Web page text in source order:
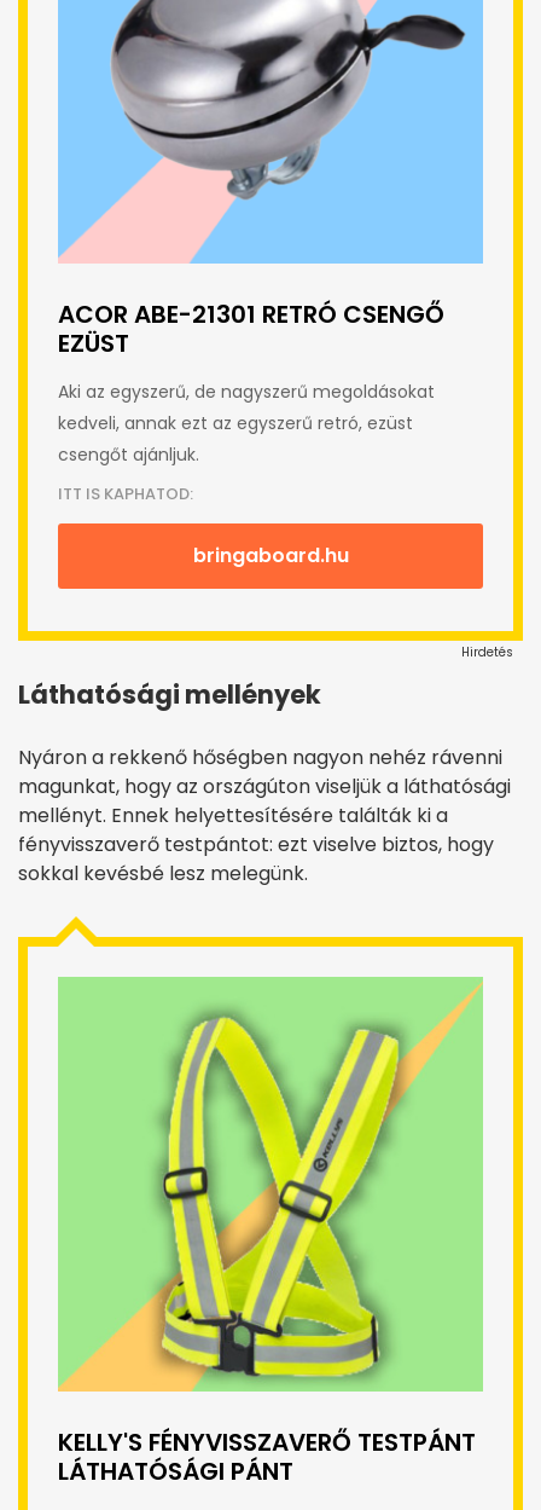
ACOR ABE-21301 RETRÓ CSENGŐ
EZÜST
Aki az egyszerű, de nagyszerű megoldásokat
kedveli, annak ezt az egyszerű retró, ezüst
csengőt ajánljuk.
ITT IS KAPHATOD:
bringaboard.hu
Hirdetés
Láthatósági mellények
Nyáron a rekkenő hőségben nagyon nehéz rávenni
magunkat, hogy az országúton viseljük a láthatósági
mellényt. Ennek helyettesítésére találták ki a
fényvisszaverő testpántot: ezt viselve biztos, hogy
sokkal kevésbé lesz melegünk.
KELLY'S FÉNYVISSZAVERŐ TESTPÁNT
LÁTHATÓSÁGI PÁNT